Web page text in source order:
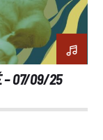
– 07/09/25